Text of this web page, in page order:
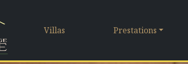
Villas Prestations